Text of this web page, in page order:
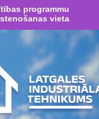
programmu
vieta